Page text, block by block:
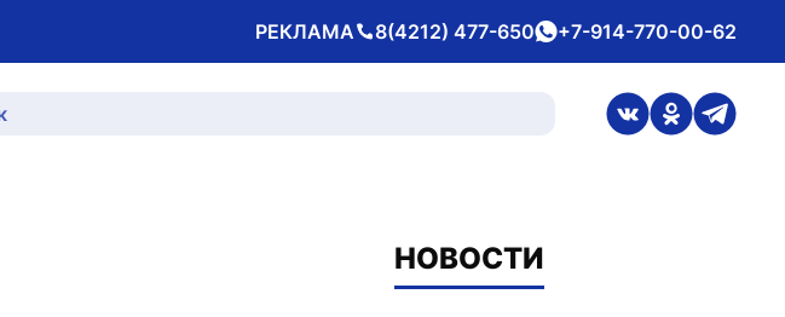
РЕКЛАМА
Телефон 8(4212) 477-650whatsApp
+7-914-770-00-62
ссылка на
ссылка на
НОВОСТИ